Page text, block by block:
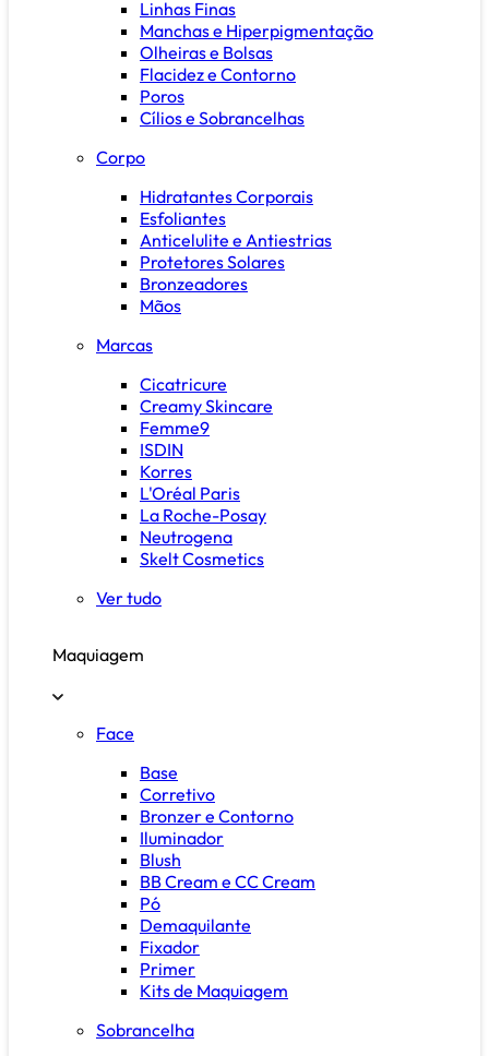
Linhas Finas
Manchas e Hiperpigmentação
Olheiras e Bolsas
Flacidez e Contorno
Poros
Cílios e Sobrancelhas
Corpo
Hidratantes Corporais
Esfoliantes
Anticelulite e Antiestrias
Protetores Solares
Bronzeadores
Mãos
Marcas
Cicatricure
Creamy Skincare
Femme9
ISDIN
Korres
L'Oréal Paris
La Roche-Posay
Neutrogena
Skelt Cosmetics
Ver tudo
Maquiagem
Face
Base
Corretivo
Bronzer e Contorno
Iluminador
Blush
BB Cream e CC Cream
Pó
Demaquilante
Fixador
Primer
Kits de Maquiagem
Sobrancelha